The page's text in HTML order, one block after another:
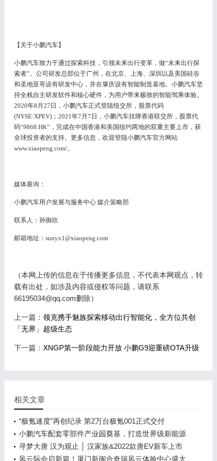
【关于小鹏汽车】
小鹏汽车致力于通过探索科技，引领未来出行变革，做“未来出行探
索者”。公司研发总部位于广州，在北京、上海、深圳以及美国硅谷
和圣地亚哥设有研发中心，并在肇庆设有智能制造基地。小鹏汽车坚
持全栈自主研发软件和核心硬件，为用户带来极致的智能驾乘体验。
2020年8月27日，小鹏汽车正式登陆纽交所，股票代码
(NYSE:XPEV)；2021年7月7日，小鹏汽车挂牌香港联交所，股票代
码“9868.HK”，完成在中国香港和美国纽约两地的双重主要上市，获
全球投资者的支持。更多信息，欢迎登陆小鹏汽车官方网站
www.xiaopeng.com/。
媒体垂询：
小鹏汽车用户发展与服务中心 媒介策略部
联系人：孙御欣
邮箱地址： sunyx1@xiaopeng.com
（本网上传的信息在于传播更多信息，不代表本网观点，转
载有出处，如涉及内容或侵权等问题，请联系
66195034@qq.com删除）
上一篇： 领克携手魅族探索移动出行智能化，全方位共创
「无界」超级生态
下一篇： XNGP第一阶段能力开放 小鹏G9迎重磅OTA升级
相关文章
“极氪速度”再创纪录 第2万台极氪001正式交付
小鹏汽车配套零部件产业园奠基，打造世界级新能源
智能汽车集群
寻梦大唐 汉为观止 │ 汉家族&2022款唐EV新车上市
发布会，敬请期待！
风云际会启新篇！厦门新闽合奇瑞风云体验中心盛大